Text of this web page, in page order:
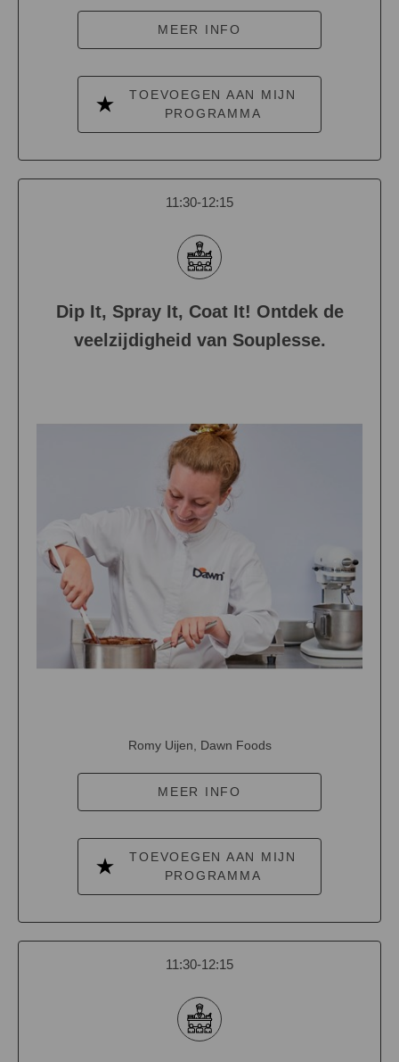
MEER INFO
TOEVOEGEN AAN MIJN
PROGRAMMA
11:30-12:15
Dip It, Spray It, Coat It! Ontdek de
veelzijdigheid van Souplesse.
Romy Uijen, Dawn Foods
MEER INFO
TOEVOEGEN AAN MIJN
PROGRAMMA
11:30-12:15